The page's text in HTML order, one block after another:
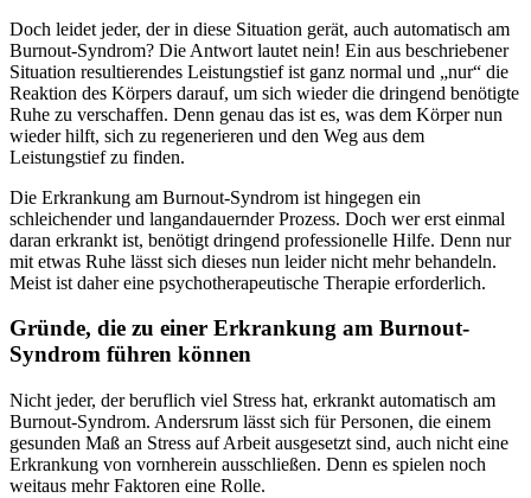
Doch leidet jeder, der in diese Situation gerät, auch automatisch am
Burnout-Syndrom? Die Antwort lautet nein! Ein aus beschriebener
Situation resultierendes Leistungstief ist ganz normal und „nur“ die
Reaktion des Körpers darauf, um sich wieder die dringend benötigte
Ruhe zu verschaffen. Denn genau das ist es, was dem Körper nun
wieder hilft, sich zu regenerieren und den Weg aus dem
Leistungstief zu finden.
Die Erkrankung am Burnout-Syndrom ist hingegen ein
schleichender und langandauernder Prozess. Doch wer erst einmal
daran erkrankt ist, benötigt dringend professionelle Hilfe. Denn nur
mit etwas Ruhe lässt sich dieses nun leider nicht mehr behandeln.
Meist ist daher eine psychotherapeutische Therapie erforderlich.
Gründe, die zu einer Erkrankung am Burnout-
Syndrom führen können
Nicht jeder, der beruflich viel Stress hat, erkrankt automatisch am
Burnout-Syndrom. Andersrum lässt sich für Personen, die einem
gesunden Maß an Stress auf Arbeit ausgesetzt sind, auch nicht eine
Erkrankung von vornherein ausschließen. Denn es spielen noch
weitaus mehr Faktoren eine Rolle.